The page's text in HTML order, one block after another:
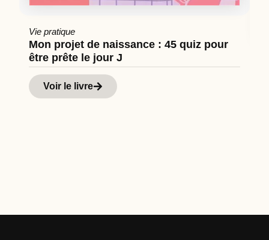
Vie pratique
Mon projet de naissance : 45 quiz pour
être prête le jour J
Voir le livre